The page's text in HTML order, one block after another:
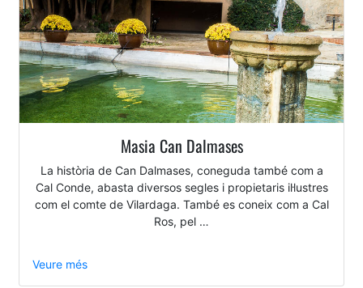
Masia Can Dalmases
La història de Can Dalmases, coneguda també com a
Cal Conde, abasta diversos segles i propietaris il·lustres
com el comte de Vilardaga. També es coneix com a Cal
Ros, pel …
Veure més